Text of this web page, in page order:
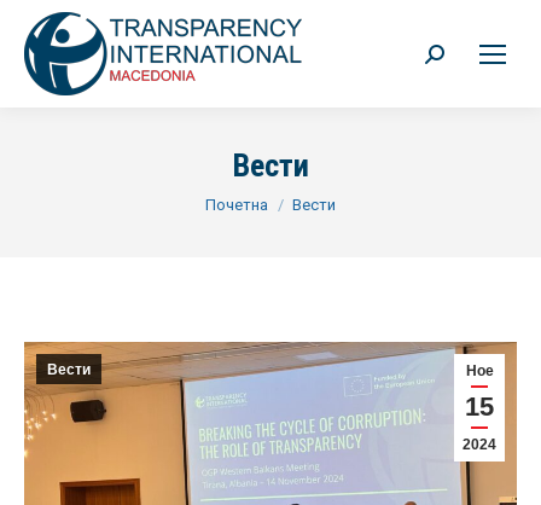
Search:
Вести
You are here:
Почетна Вести
Ное
15
2024
Вести